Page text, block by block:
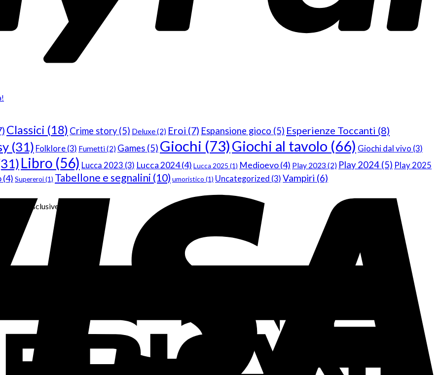
Classici (18) Crime story(5) Deluxe(2) Eroi (7) Espansione gioco (5) Esperienze Toccanti (8)
(31) Folklore (3) Fumetti(2) Games (5) Giochi (73)Giochi al tavolo (66) Giochi dal vivo (3)
Libro (56) Lucca 2023 (3) Lucca 2024(4) Lucca 2025 (1) Medioevo(4) Play 2023 (2) Play 2024 (5) Play 2025
(4) Supereroi(1) Tabellone e segnalini (10) umoristico (1) Uncategorized (3) Vampiri (6)
esclusive?